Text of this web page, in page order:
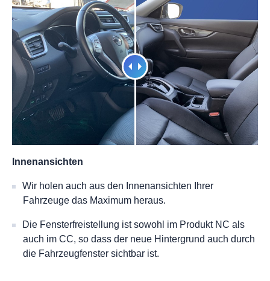
Innenansichten
Wir holen auch aus den Innenansichten Ihrer
Fahrzeuge das Maximum heraus.
Die Fensterfreistellung ist sowohl im Produkt NC als
auch im CC, so dass der neue Hintergrund auch durch
die Fahrzeugfenster sichtbar ist.